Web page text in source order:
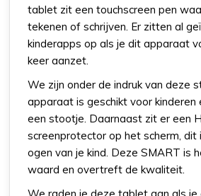
tablet zit een touchscreen pen
tekenen of schrijven. Er zitten al
kinderapps op als je dit apparaat
keer aanzet.
We zijn onder de indruk van deze
apparaat is geschikt voor kinderen
een stootje. Daarnaast zit er een
screenprotector op het scherm, dit
ogen van je kind. Deze SMART is
waard en overtreft de kwaliteit.
We raden je deze tablet aan als